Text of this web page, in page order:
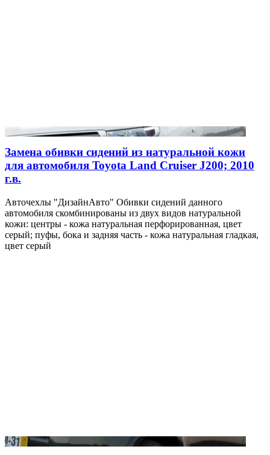
Замена обивки сидений из натуральной кожи
для автомобиля Toyota Land Cruiser J200; 2010
г.в.
Авточехлы "ДизайнАвто" Обивки сидений данного
автомобиля скомбинированы из двух видов натуральной
кожи: центры - кожа натуральная перфорированная, цвет
серый; пуфы, бока и задняя часть - кожа натуральная гладкая,
цвет серый